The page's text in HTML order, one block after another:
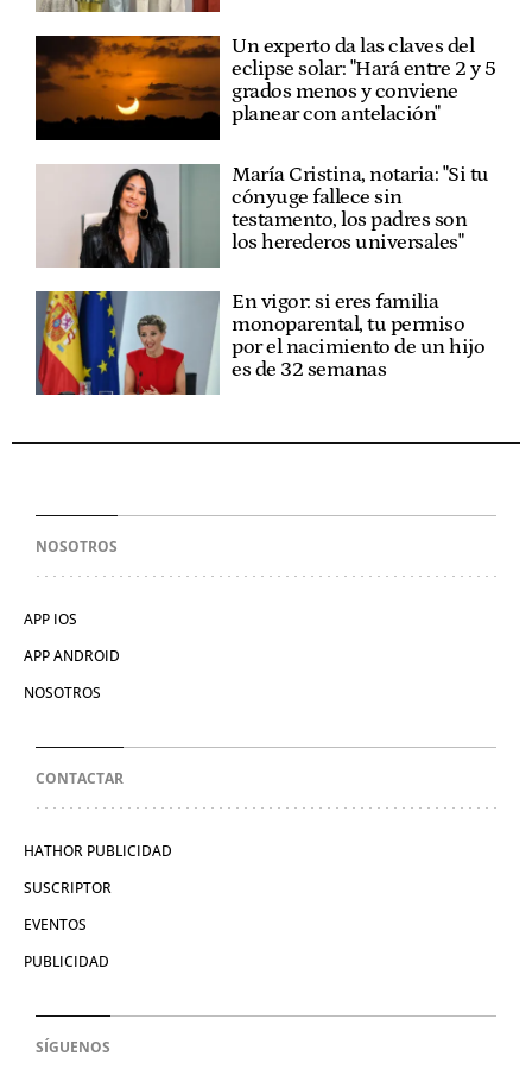
Un experto da las claves del
eclipse solar: "Hará entre 2 y 5
grados menos y conviene
planear con antelación"
María Cristina, notaria: "Si tu
cónyuge fallece sin
testamento, los padres son
los herederos universales"
En vigor: si eres familia
monoparental, tu permiso
por el nacimiento de un hijo
es de 32 semanas
NOSOTROS
APP IOS
APP ANDROID
NOSOTROS
CONTACTAR
HATHOR PUBLICIDAD
SUSCRIPTOR
EVENTOS
PUBLICIDAD
SÍGUENOS